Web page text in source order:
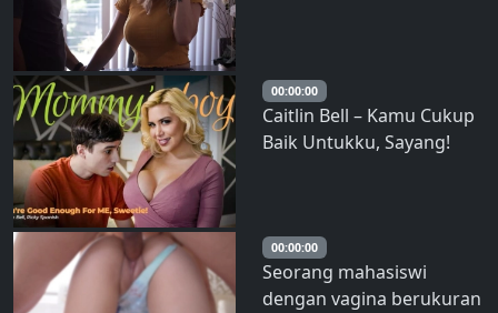
00:00:00
Caitlin Bell – Kamu Cukup
Baik Untukku, Sayang!
00:00:00
Seorang mahasiswi
dengan vagina berukuran